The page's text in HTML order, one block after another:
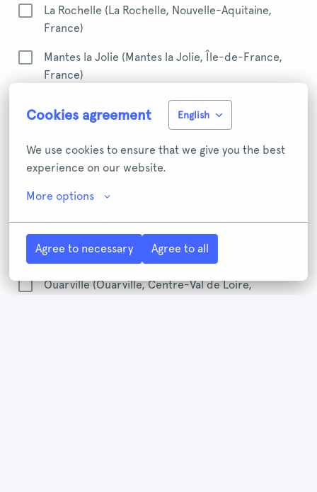
Cookies agreement English
We use cookies to ensure that we give you the best
experience on our website.
More options
Agree to necessary Agree to all
La Rochelle (La Rochelle, Nouvelle-Aquitaine,
France)
Mantes la Jolie (Mantes la Jolie, Île-de-France,
France)
Martigues (Martigues, Provence-Alpes-Côte
d'Azur, France)
Montceau-les-Mines (Montceau-les-Mines,
Bourgogne-Franche-Comté, France)
Morlaix (Morlaix, Bretagne, France)
Narbonne (Narbonne, Occitanie, France)
Nîmes (Nîmes, Occitanie, France)
Ouarville (Ouarville, Centre-Val de Loire,